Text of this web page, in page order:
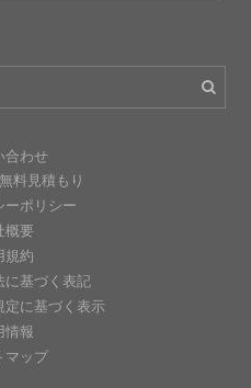
合わせ
料見積もり
ーポリシー
概要
規約
に基づく表記
定に基づく表示
情報
マップ